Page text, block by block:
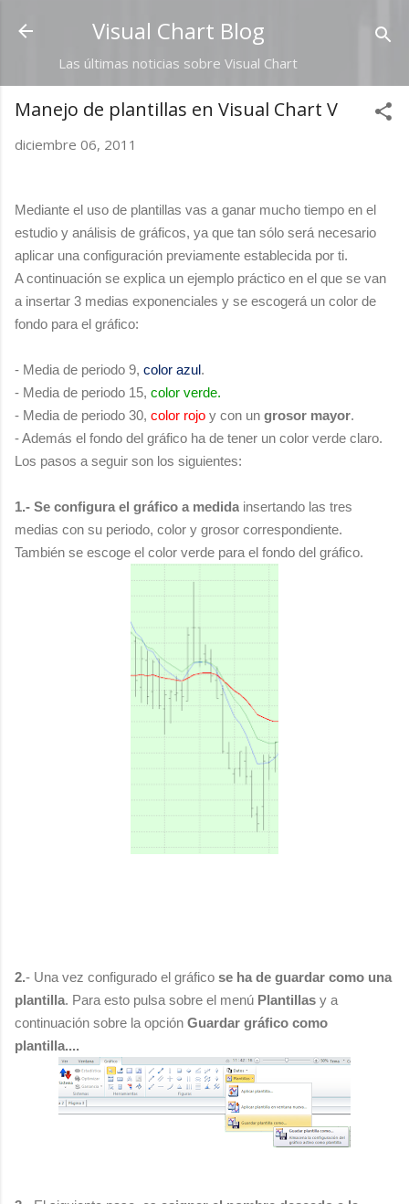
Ir al contenido principal
Visual Chart Blog
Las últimas noticias sobre Visual Chart
Manejo de plantillas en Visual Chart V
diciembre 06, 2011
Mediante el uso de plantillas vas a ganar mucho tiempo en el
estudio y análisis de gráficos, ya que tan sólo será necesario
aplicar una configuración previamente establecida por ti.
A continuación se explica un ejemplo práctico en el que se van
a insertar 3 medias exponenciales y se escogerá un color de
fondo para el gráfico:
- Media de periodo 9, color azul.
- Media de periodo 15, color verde.
- Media de periodo 30, color rojo y con un grosor mayor.
-Además el fondo del gráfico ha de tener un color verde claro.
Los pasos a seguir son los siguientes:
1.- Se configura el gráfico a medida insertando las tres
medias con su periodo, color y grosor correspondiente.
También se escoge el color verde para el fondo del gráfico.
2.- Una vez configurado el gráfico se ha de guardar como una
plantilla. Para esto pulsa sobre el menú Plantillas y a
continuación sobre la opción Guardar gráfico como
plantilla....